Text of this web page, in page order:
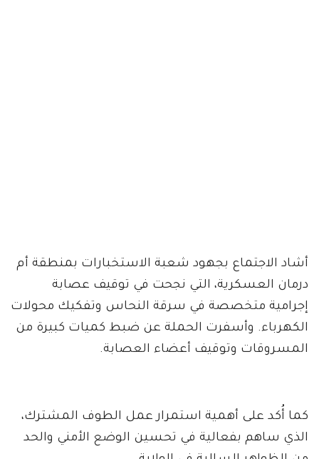
أشاد الاجتماع بجهود شعبة الاستخبارات بمنطقة أم
درمان العسكرية، التي نجحت في توقيف عصابة
إجرامية متخصصة في سرقة النحاس وتفكيك محولات
الكهرباء. وأسفرت الحملة عن ضبط كميات كبيرة من
المسروقات وتوقيف أعضاء العصابة.
كما أُكد على أهمية استمرار عمل الطوف المشترك،
الذي ساهم بفعالية في تحسين الوضع الأمني والحد